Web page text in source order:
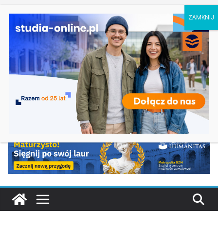
Ostatnie
wpisy:
Elektroniczne przetwarzanie informacji w
Krakowie
Prawo w Łomży
Pedagogika przedszkolna i wczesnoszkolna w
Skierniewicach
Kosmetologia w Opolu
Logistyka – studia inżynierskie na Uniwersytecie
Szczecińskim